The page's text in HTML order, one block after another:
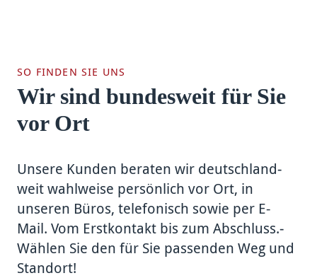
SO FINDEN SIE UNS
Wir sind bundesweit für Sie
vor Ort
Unsere Kunden be­raten wir deutsch­land­
weit wahl­weise per­sönlich vor Ort,­ in
unseren Büros, tele­fonisch sowie per E-
Mail.­ Vom Erst­kon­takt bis zum Ab­schluss.­
Wählen Sie den für Sie pas­senden Weg und
Stand­ort!­